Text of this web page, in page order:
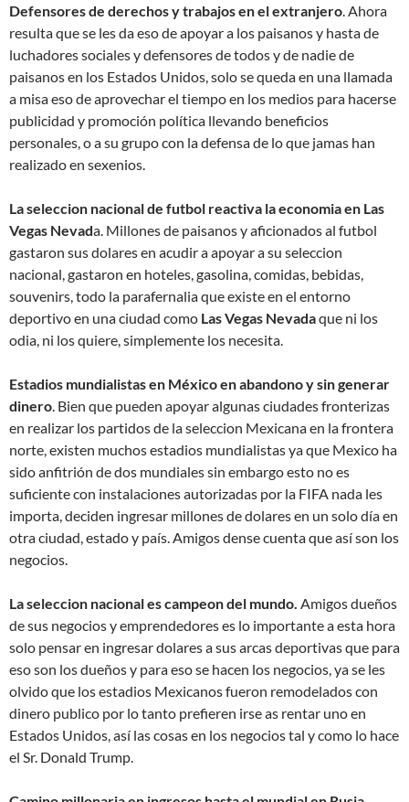
Defensores de derechos y trabajos en el extranjero . Ahora
resulta que se les da eso de apoyar a los paisanos y hasta de
luchadores sociales y defensores de todos y de nadie de
paisanos en los Estados Unidos, solo se queda en una llamada
a misa eso de aprovechar el tiempo en los medios para hacerse
publicidad y promoción política llevando beneficios
personales, o a su grupo con la defensa de lo que jamas han
realizado en sexenios.
La seleccion nacional de futbol reactiva la economia en Las
Vegas Nevada. Millones de paisanos y aficionados al futbol
gastaron sus dolares en acudir a apoyar a su seleccion
nacional, gastaron en hoteles, gasolina, comidas, bebidas,
souvenirs, todo la parafernalia que existe en el entorno
deportivo en una ciudad como Las Vegas Nevadaque ni los
odia, ni los quiere, simplemente los necesita.
Estadios mundialistas en México en abandono y sin generar
dinero . Bien que pueden apoyar algunas ciudades fronterizas
en realizar los partidos de la seleccion Mexicana en la frontera
norte, existen muchos estadios mundialistas ya que Mexico ha
sido anfitrión de dos mundiales sin embargo esto no es
suficiente con instalaciones autorizadas por la FIFA nada les
importa, deciden ingresar millones de dolares en un solo día en
otra ciudad, estado y país. Amigos dense cuenta que así son los
negocios.
La seleccion nacional es campeon del mundo. Amigos dueños
de sus negocios y emprendedores es lo importante a esta hora
solo pensar en ingresar dolares a sus arcas deportivas que para
eso son los dueños y para eso se hacen los negocios, ya se les
olvido que los estadios Mexicanos fueron remodelados con
dinero publico por lo tanto prefieren irse as rentar uno en
Estados Unidos, así las cosas en los negocios tal y como lo hace
el Sr. Donald Trump.